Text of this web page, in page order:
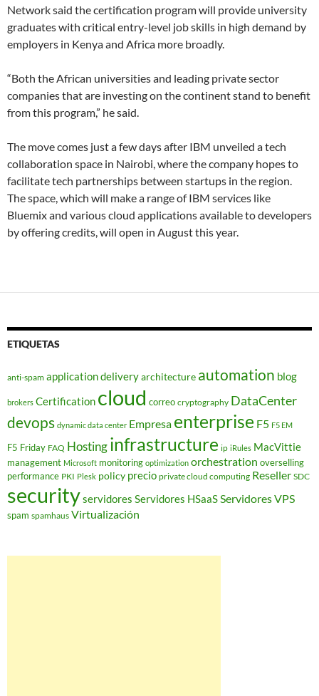
Network said the certification program will provide university
graduates with critical entry-level job skills in high demand by
employers in Kenya and Africa more broadly.
“Both the African universities and leading private sector
companies that are investing on the continent stand to benefit
from this program,” he said.
The move comes just a few days after IBM unveiled a tech
collaboration space in Nairobi, where the company hopes to
facilitate tech partnerships between startups in the region.
The space, which will make a range of IBM services like
Bluemix and various cloud applications available to developers
by offering credits, will open in August this year.
ETIQUETAS
anti-spam application deliveryarchitecture automation blog
brokers Certification cloud correo cryptography DataCenter
devops dynamic data center Empresa enterprise F5 F5 EM
F5 Friday FAQ Hostinginfrastructure ip iRules MacVittie
management Microsoft monitoring optimization orchestration overselling
performance PKI Plesk policy precio private cloud computing Reseller SDC
securityservidores Servidores HSaaSServidores VPS
spam spamhaus Virtualización